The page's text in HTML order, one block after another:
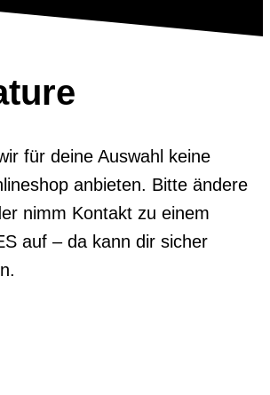
für deine Auswahl keine
anbieten. Bitte ändere
nimm Kontakt zu einem
auf – da kann dir sicher